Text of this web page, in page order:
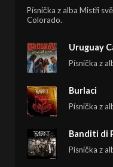
Písnička z alba Mistři
Colorado.
Uruguay
Písnička z
Burlaci
Písnička z
Banditi di
Písnička z